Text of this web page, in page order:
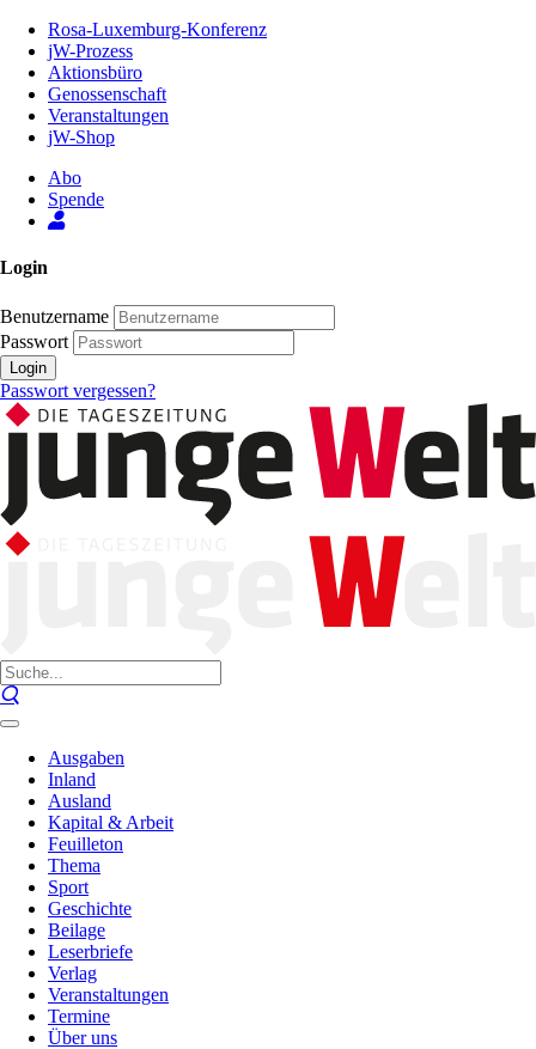
Inhalt
Seite
Rosa-Luxemburg-Konferenz
jW-Prozess
Aktionsbüro
Genossenschaft
Veranstaltungen
jW-Shop
Abo
Spende
Login
Benutzername
Passwort
Login
Passwort vergessen?
Ausgaben
Inland
Ausland
Kapital & Arbeit
Feuilleton
Thema
Sport
Geschichte
Beilage
Leserbriefe
Verlag
Veranstaltungen
Termine
Über uns